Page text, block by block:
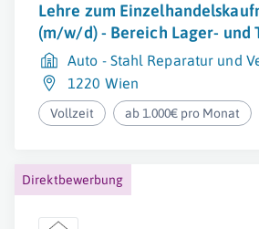
Lehre zum
(m/w/d) - Bereich Lager- und
Auto - Stahl Reparatur und
1220 Wien
Vollzeit ab 1.000€ pro Monat
Direktbewerbung